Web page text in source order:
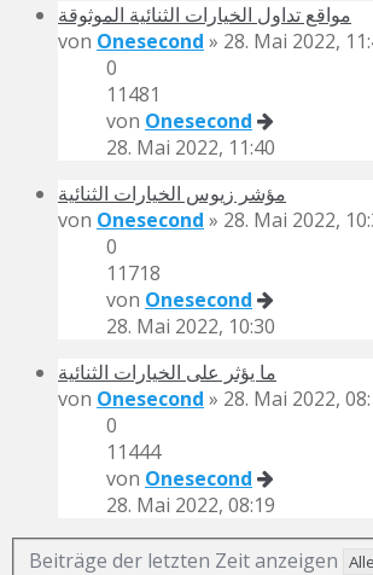
مواقع تداول الخيارات الثنائية الموثوقة
von Onesecond » 28. Mai 2022,
0
11481
von Onesecond
28. Mai 2022, 11:40
مؤشر زيوس الخيارات الثنائية
von Onesecond » 28. Mai 2022,
0
11718
von Onesecond
28. Mai 2022, 10:30
ما يؤثر على الخيارات الثنائية
von Onesecond » 28. Mai 2022,
0
11444
von Onesecond
28. Mai 2022, 08:19
Beiträge der letzten Zeit anzeigen